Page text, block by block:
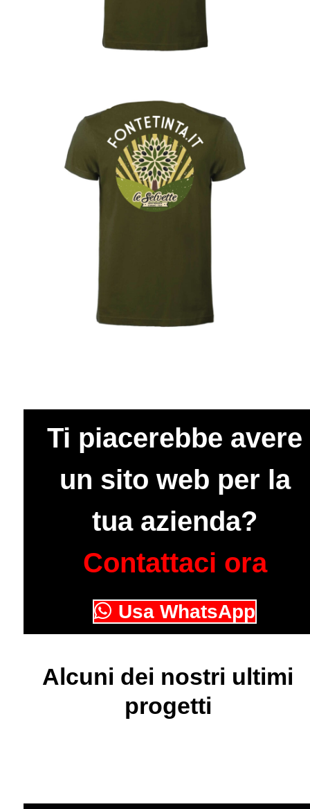
Ti piacerebbe avere
un sito web per la
tua azienda?
Contattaci ora
Usa WhatsApp
Alcuni dei nostri ultimi
progetti